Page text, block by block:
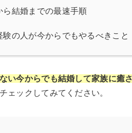
ら結婚までの最速手順
験の人が今からでもやるべきこと
い今からでも結婚して家族に癒
ェックしてみてください。